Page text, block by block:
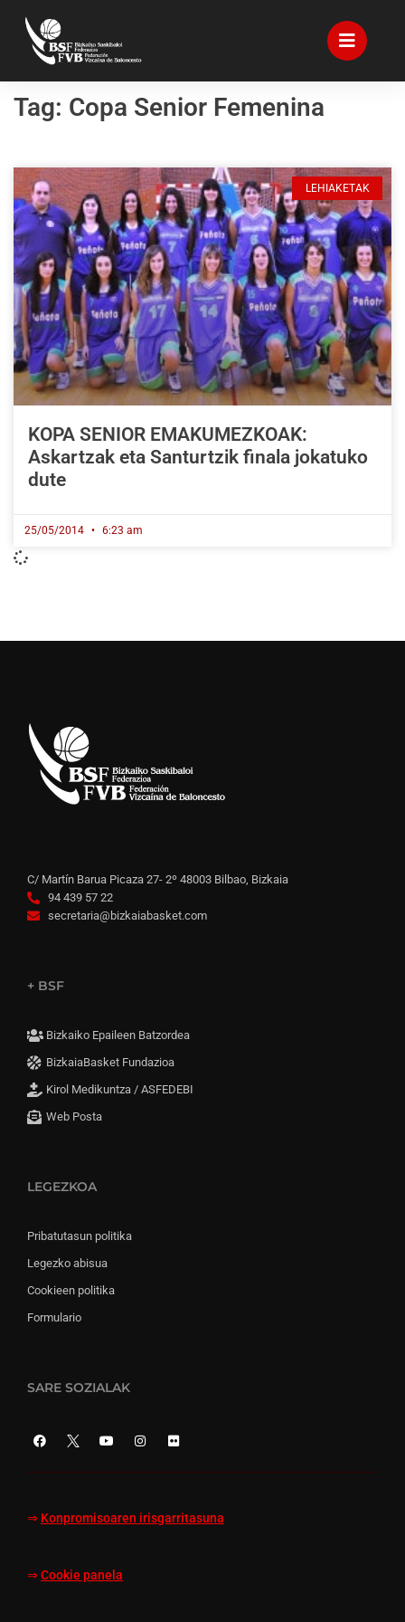
Tag: Copa Senior Femenina
LEHIAKETAK
KOPA SENIOR EMAKUMEZKOAK:
Askartzak eta Santurtzik finala jokatuko
dute
25/05/2014 6:23 am
C/ Martín Barua Picaza 27- 2º 48003 Bilbao, Bizkaia
94 439 57 22
secretaria@bizkaiabasket.com
+ BSF
Bizkaiko Epaileen Batzordea
BizkaiaBasket Fundazioa
Kirol Medikuntza / ASFEDEBI
Web Posta
LEGEZKOA
Pribatutasun politika
Legezko abisua
Cookieen politika
Formulario
SARE SOZIALAK
⇒ Konpromisoaren irisgarritasuna
⇒ Cookie panela